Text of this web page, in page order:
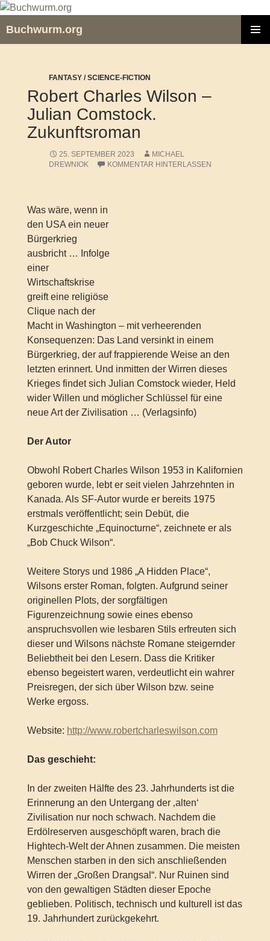
Zum
springen
Buchwurm.org
FANTASY / SCIENCE-FICTION
Robert Charles Wilson –
Julian Comstock.
Zukunftsroman
25. SEPTEMBER 2023
MICHAEL
DREWNIOK
KOMMENTAR HINTERLASSEN
Was wäre, wenn in
den USA ein neuer
Bürgerkrieg
ausbricht … Infolge
einer
Wirtschaftskrise
greift eine religiöse
Clique nach der
Macht in Washington – mit verheerenden
Konsequenzen: Das Land versinkt in einem
Bürgerkrieg, der auf frappierende Weise an den
letzten erinnert. Und inmitten der Wirren dieses
Krieges findet sich Julian Comstock wieder, Held
wider Willen und möglicher Schlüssel für eine
neue Art der Zivilisation … (Verlagsinfo)
Der Autor
Obwohl Robert Charles Wilson 1953 in Kalifornien
geboren wurde, lebt er seit vielen Jahrzehnten in
Kanada. Als SF-Autor wurde er bereits 1975
erstmals veröffentlicht; sein Debüt, die
Kurzgeschichte „Equinocturne“, zeichnete er als
„Bob Chuck Wilson“.
Weitere Storys und 1986 „A Hidden Place“,
Wilsons erster Roman, folgten. Aufgrund seiner
originellen Plots, der sorgfältigen
Figurenzeichnung sowie eines ebenso
anspruchsvollen wie lesbaren Stils erfreuten sich
dieser und Wilsons nächste Romane steigernder
Beliebtheit bei den Lesern. Dass die Kritiker
ebenso begeistert waren, verdeutlicht ein wahrer
Preisregen, der sich über Wilson bzw. seine
Werke ergoss.
Website: http://www.robertcharleswilson.com
Das geschieht:
In der zweiten Hälfte des 23. Jahrhunderts ist die
Erinnerung an den Untergang der ‚alten‘
Zivilisation nur noch schwach. Nachdem die
Erdölreserven ausgeschöpft waren, brach die
Hightech-Welt der Ahnen zusammen. Die meisten
Menschen starben in den sich anschließenden
Wirren der „Großen Drangsal“. Nur Ruinen sind
von den gewaltigen Städten dieser Epoche
geblieben. Politisch, technisch und kulturell ist das
19. Jahrhundert zurückgekehrt.